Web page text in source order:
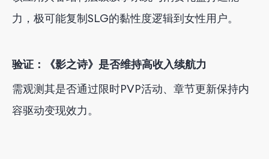
力，极可能复制SLG的黏性度逻辑到女性用户。
验证：《影之诗》是否维持高收入续航力
需观测其是否通过限时PVP活动、章节更新保持内
容驱动变现效力。